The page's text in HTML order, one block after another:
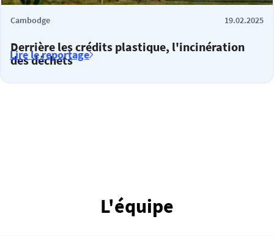
Cambodge 19.02.2025
Derrière les crédits plastique, l'incinération
des déchets
Lire le reportage
L'équipe